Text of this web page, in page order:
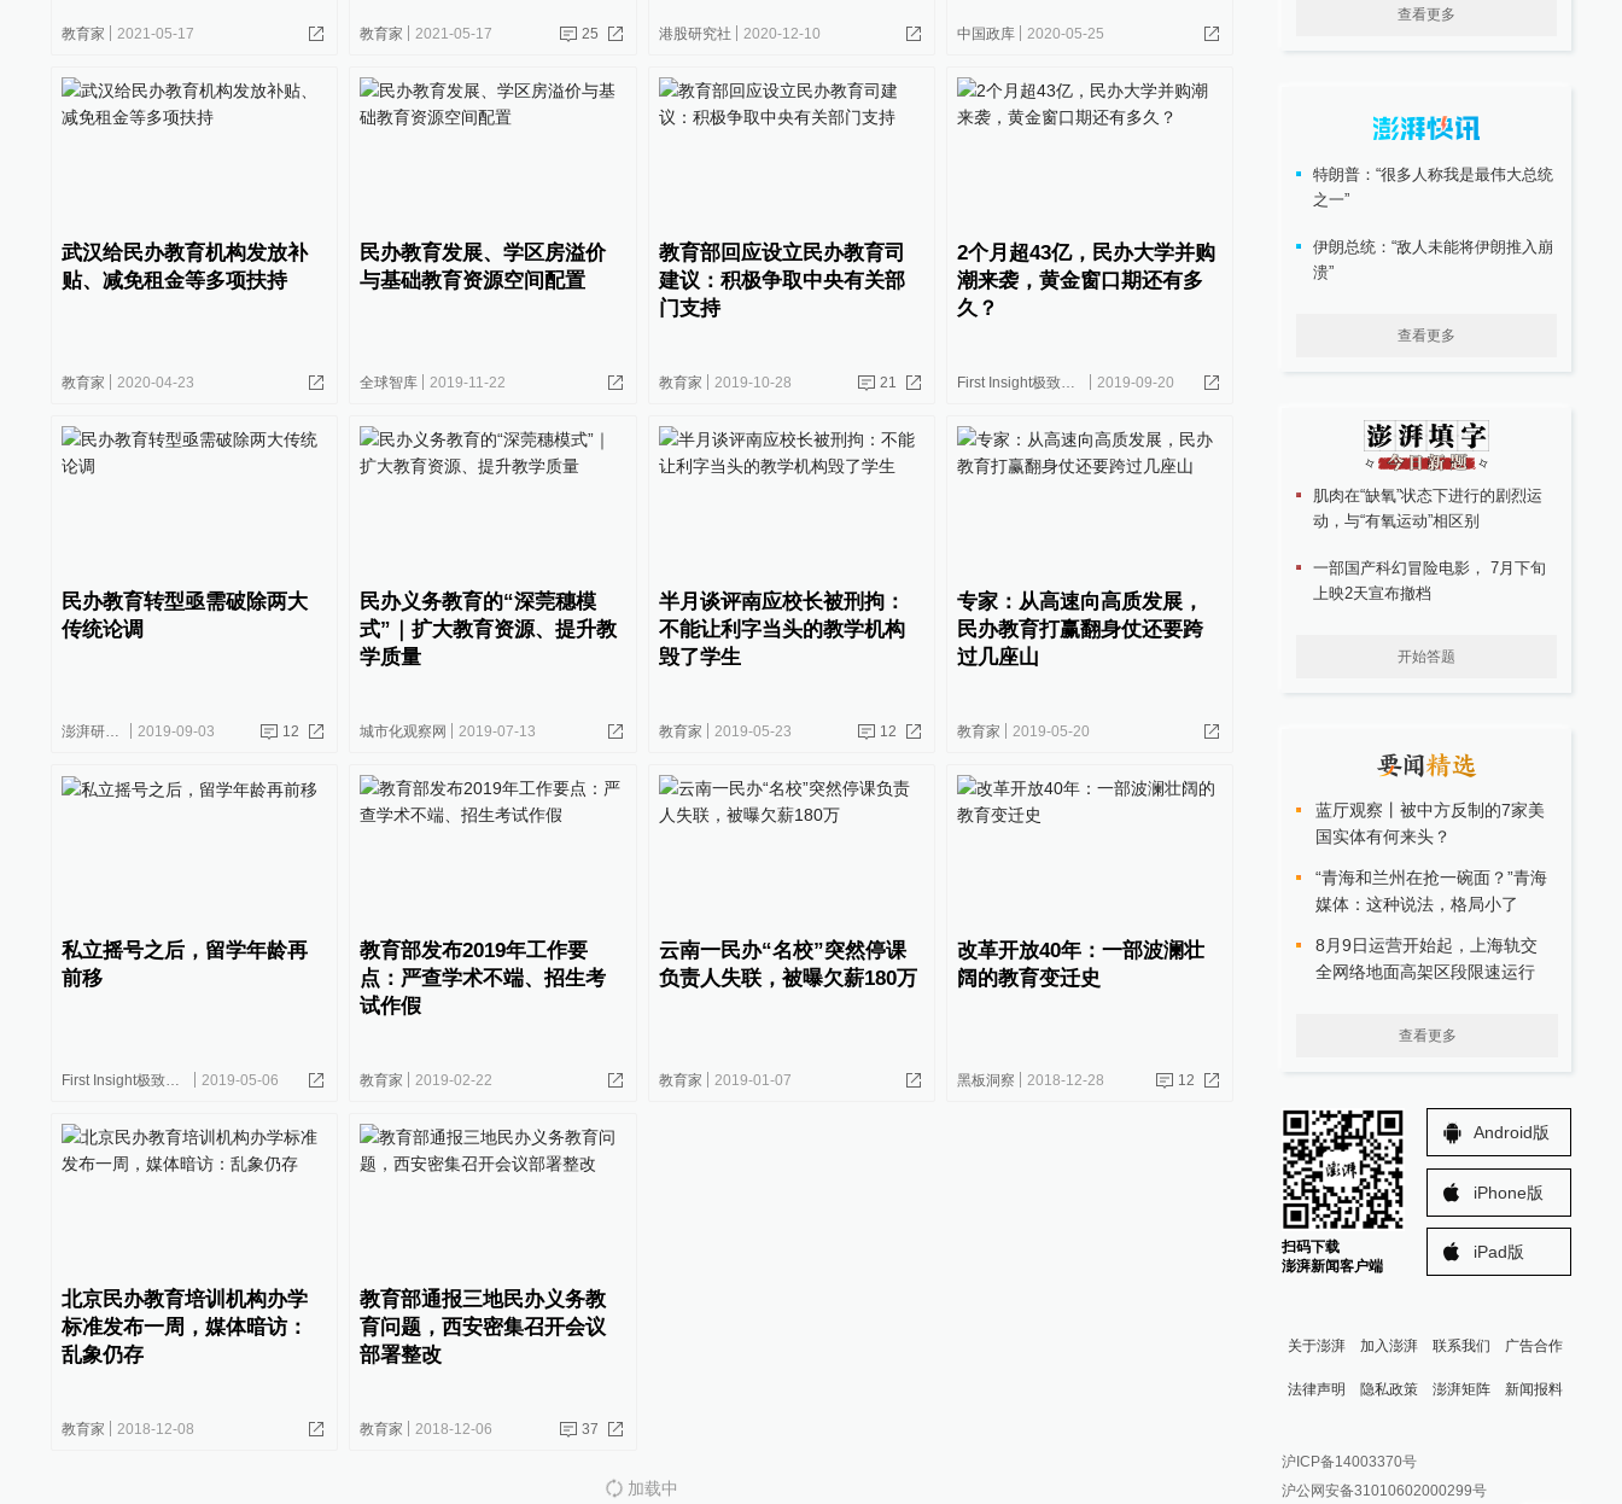
教育家 2021-05-17 教育家 2021-05-17 25 港股研究社 2020-12-10 中国政库 2020-05-25
武汉给民办教育机构发放补
贴、减免租金等多项扶持
教育家 2020-04-23
民办教育发展、学区房溢价
与基础教育资源空间配置
全球智库 2019-11-22
教育部回应设立民办教育司
建议：积极争取中央有关部
门支持
教育家 2019-10-28 21
2个月超43亿，民办大学并购
潮来袭，黄金窗口期还有多
久？
First Insight极致洞察 2019-09-20
民办教育转型亟需破除两大
传统论调
澎湃研究所 2019-09-03 12
民办义务教育的“深莞穗模
式”｜扩大教育资源、提升教
学质量
城市化观察网 2019-07-13
半月谈评南应校长被刑拘：
不能让利字当头的教学机构
毁了学生
教育家 2019-05-23 12
专家：从高速向高质发展，
民办教育打赢翻身仗还要跨
过几座山
教育家 2019-05-20
私立摇号之后，留学年龄再
前移
First Insight极致洞察 2019-05-06
教育部发布2019年工作要
点：严查学术不端、招生考
试作假
教育家 2019-02-22
云南一民办“名校”突然停课
负责人失联，被曝欠薪180万
教育家 2019-01-07
改革开放40年：一部波澜壮
阔的教育变迁史
黑板洞察 2018-12-28 12
北京民办教育培训机构办学
标准发布一周，媒体暗访：
乱象仍存
教育家 2018-12-08
教育部通报三地民办义务教
育问题，西安密集召开会议
部署整改
教育家 2018-12-06 37
加载中
查看更多
特朗普：“很多人称我是最伟大总统
之一”
伊朗总统：“敌人未能将伊朗推入崩
溃”
查看更多
肌肉在“缺氧”状态下进行的剧烈运
动，与“有氧运动”相区别
一部国产科幻冒险电影， 7月下旬
上映2天宣布撤档
开始答题
蓝厅观察丨被中方反制的7家美
国实体有何来头？
“青海和兰州在抢一碗面？”青海
媒体：这种说法，格局小了
8月9日运营开始起，上海轨交
全网络地面高架区段限速运行
查看更多
扫码下载
澎湃新闻客户端
Android版
iPhone版
iPad版
关于澎湃 加入澎湃 联系我们 广告合作
法律声明 隐私政策 澎湃矩阵
澎湃新闻公众号
澎湃新闻抖音号
新闻报料
报料邮箱: news@thepaper.cn
沪ICP备14003370号
沪公网安备31010602000299号